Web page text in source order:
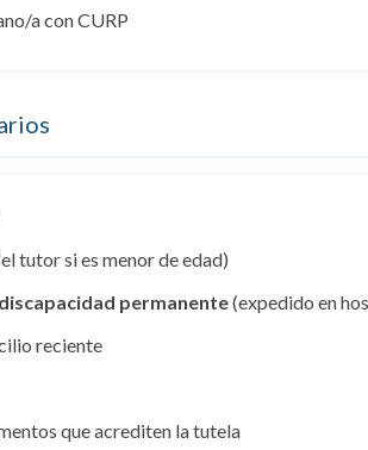
a con CURP
tutor si es menor de edad)
permanente(expedido en
reciente
que acrediten la tutela